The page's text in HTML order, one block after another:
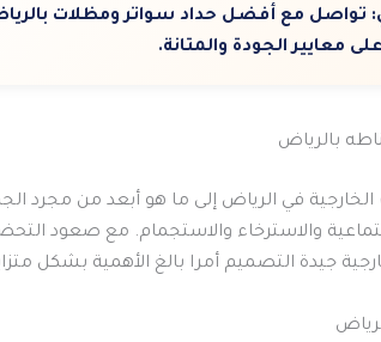
تواصل مع أفضل حداد سواتر ومظلات
معايير الجودة والمتانة.
بالرياض
في الرياض إلى ما هو أبعد من مجرد
والاسترخاء والاستجمام. مع صعود
جيدة التصميم أمرا بالغ الأهمية بشكل